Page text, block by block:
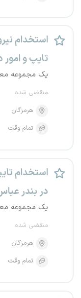
استخدام
تایپ و
یک مجموعه
منقضی شده
هرمزگان
تمام وقت
استخدام
در بندر
یک مجموعه
منقضی شده
هرمزگان
تمام وقت